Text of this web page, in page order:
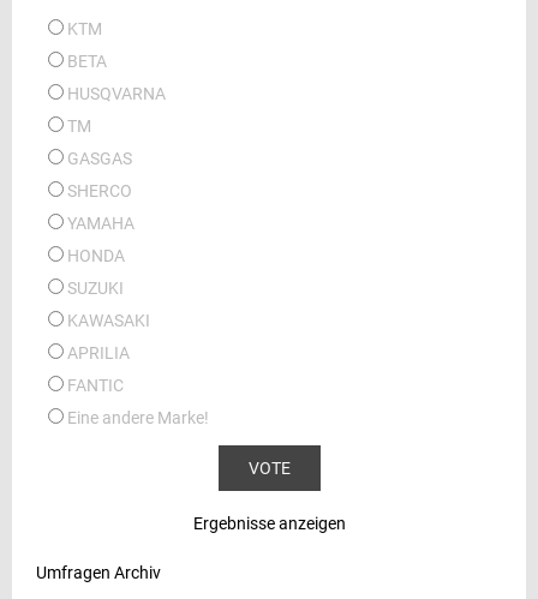
KTM
BETA
HUSQVARNA
TM
GASGAS
SHERCO
YAMAHA
HONDA
SUZUKI
KAWASAKI
APRILIA
FANTIC
Eine andere Marke!
Ergebnisse anzeigen
Umfragen Archiv